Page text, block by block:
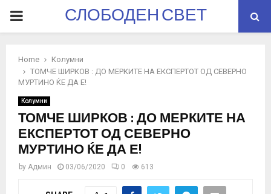
PRIMARYСЛОБОДЕН СВЕТ
Home
Колумни
ТОМЧЕ ШИРКОВ : ДО МЕРКИТЕ НА ЕКСПЕРТОТ ОД СЕВЕРНО
МУРТИНО ЌЕ ДА Е!
Колумни
ТОМЧЕ ШИРКОВ : ДО МЕРКИТЕ НА
ЕКСПЕРТОТ ОД СЕВЕРНО
МУРТИНО ЌЕ ДА Е!
by Админ 03/06/2020 0 613